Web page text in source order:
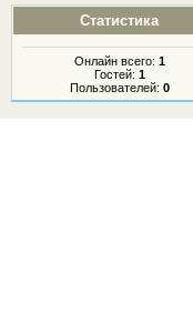
Статистика
Онлайн всего: 1
Гостей: 1
Пользователей: 0